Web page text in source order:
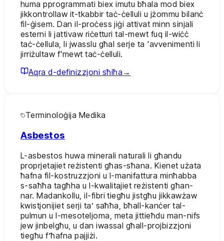
huma pprogrammati biex imutu bħala mod biex
jikkontrollaw it-tkabbir taċ-ċelluli u jżommu bilanċ
fil-ġisem. Dan il-proċess jiġi attivat minn sinjali
esterni li jattivaw riċetturi tal-mewt fuq il-wiċċ
taċ-ċellula, li jwasslu għal serje ta 'avvenimenti li
jirriżultaw f'mewt taċ-ċelluli.
Aqra d-definizzjoni sħiħa →
Terminoloġija Medika
Asbestos
L-asbestos huwa minerali naturali li għandu
proprjetajiet reżistenti għas-sħana. Kienet użata
ħafna fil-kostruzzjoni u l-manifattura minħabba
s-saħħa tagħha u l-kwalitajiet reżistenti għan-
nar. Madankollu, il-fibri tiegħu jistgħu jikkawżaw
kwistjonijiet serji ta’ saħħa, bħall-kanċer tal-
pulmun u l-mesoteljoma, meta jittieħdu man-nifs
jew jinbelgħu, u dan iwassal għall-projbizzjoni
tiegħu f’ħafna pajjiżi.